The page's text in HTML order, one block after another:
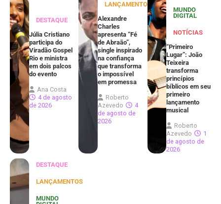
DESTAQUE
Júlia Cristiano
participa do
Viradão Gospel
Rio e ministra
em dois palcos
do evento
Ana Costa
4 de agosto
de 2026
LANÇAMENTOS
Alexandre
Charles
apresenta “Fé
de Abraão”,
single inspirado
na confiança
que transforma
o impossível
em promessa
Roberto
Azevedo
4
de agosto de
2026
MUNDO
DIGITAL
NOTÍCIAS
“Primeiro
Lugar”: João
Teixeira
transforma
princípios
bíblicos em seu
primeiro
lançamento
musical
Roberto
Azevedo
1
de agosto de
2026
DESTAQUE
LANÇAMENTOS
MUNDO